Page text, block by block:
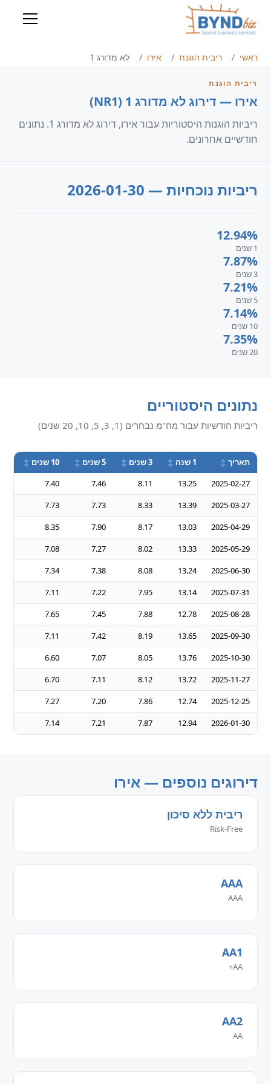
ראשי ריבית הוגנת אירו לא מדורג 1
ריבית הוגנת
אירו — דירוג לא מדורג 1 (NR1)
ריביות הוגנות היסטוריות עבור אירו, דירוג לא מדורג 1. נתונים
חודשיים אחרונים.
ריביות נוכחיות — 2026-01-30
12.94%
1 שנים
7.87%
3 שנים
7.21%
5 שנים
7.14%
10 שנים
7.35%
20 שנים
נתונים היסטוריים
ריביות חודשיות עבור מח"מ נבחרים (1, 3, 5, 10, 20 שנים)
תאריך 1 שנה 3 שנים 5 שנים 10 שנים
2025-02-27
13.25
8.11
7.46
7.40
2025-03-27
13.39
8.33
7.73
7.73
2025-04-29
13.03
8.17
7.90
8.35
2025-05-29
13.33
8.02
7.27
7.08
2025-06-30
13.24
8.08
7.38
7.34
2025-07-31
13.14
7.95
7.22
7.11
2025-08-28
12.78
7.88
7.45
7.65
2025-09-30
13.65
8.19
7.42
7.11
2025-10-30
13.76
8.05
7.07
6.60
2025-11-27
13.72
8.12
7.11
6.70
2025-12-25
12.74
7.86
7.20
7.27
2026-01-30
12.94
7.87
7.21
7.14
דירוגים נוספים — אירו
ריבית ללא סיכון
Risk-Free
AAA
AAA
AA1
AA+
AA2
AA